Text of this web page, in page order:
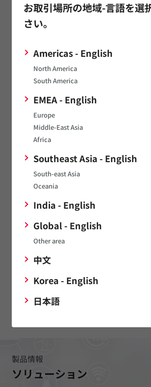
お取引場所の地域-言語を選
さい。
Americas - English
North America
South America
EMEA - English
Europe
Middle-East Asia
Africa
Southeast Asia - English
South-east Asia
Oceania
India - English
Global - English
Other area
中文
Korea - English
日本語
ノイズ対策部品/EMI除去
フィルタ/TVSダイオード
（ESD保護デバイス）
抵抗器
サーミスタ（温度センサ、
電流制御）
タイミングデバイス（水晶
振動子/セラミック発振
子）
製品情報
ソリューション